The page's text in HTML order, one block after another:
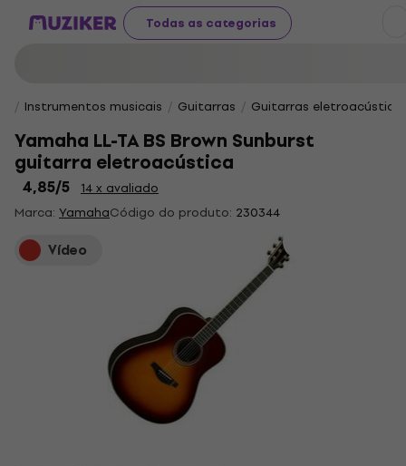
Todas as categorias
Instrumentos musicais Guitarras Guitarras
Yamaha LL-TA BS Brown Sunburst
guitarra eletroacústica
4,85/5
14 x avaliado
Marca: YamahaCódigo do produto: 230344
Vídeo